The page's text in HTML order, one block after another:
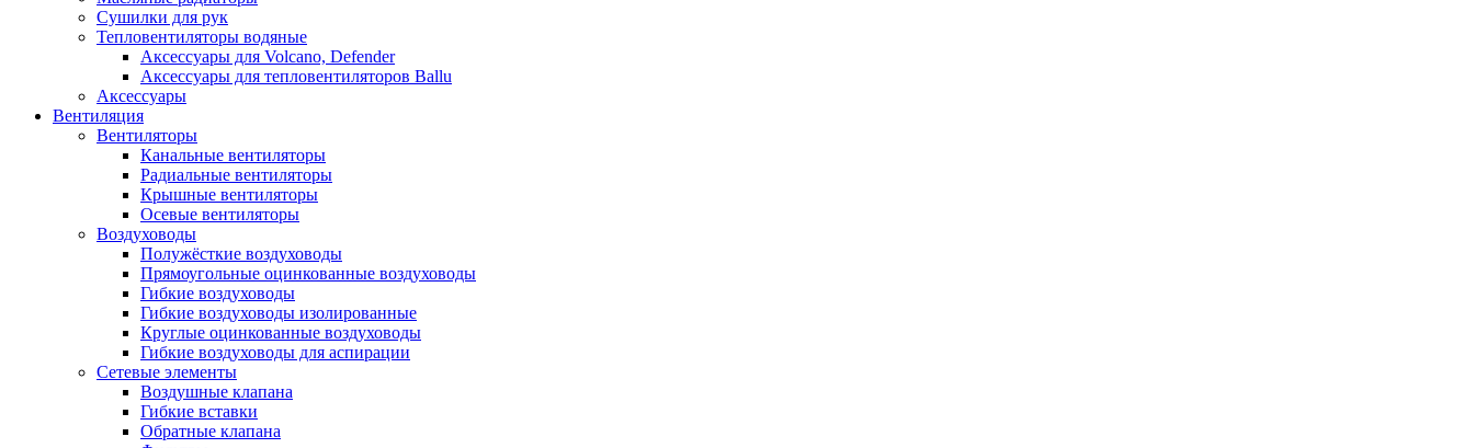
Сушилки для рук
Тепловентиляторы водяные
Аксессуары для Volcano, Defender
Аксессуары для тепловентиляторов Ballu
Аксессуары
Вентиляция
Вентиляторы
Канальные вентиляторы
Радиальные вентиляторы
Крышные вентиляторы
Осевые вентиляторы
Воздуховоды
Полужёсткие воздуховоды
Прямоугольные оцинкованные воздуховоды
Гибкие воздуховоды
Гибкие воздуховоды изолированные
Круглые оцинкованные воздуховоды
Гибкие воздуховоды для аспирации
Сетевые элементы
Воздушные клапана
Гибкие вставки
Обратные клапана